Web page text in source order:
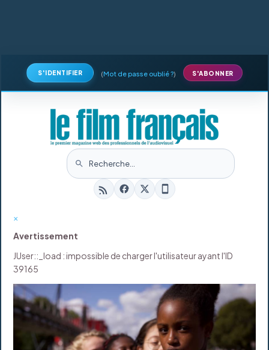
S'IDENTIFIER (Mot de passe oublié ?) S'ABONNER
×
Avertissement
JUser::_load : impossible de charger l'utilisateur ayant l'ID
39165